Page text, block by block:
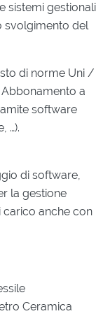
sistemi gestionali
svolgimento del
di norme Uni /
a
software
…).
di software,
la gestione
anche con
Ceramica